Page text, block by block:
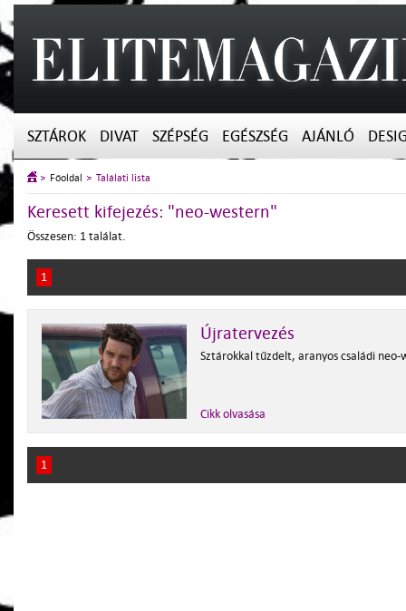
SZTÁROK DIVAT SZÉPSÉG EGÉSZSÉG AJÁNLÓ
Főoldal Találati lista
Keresett kifejezés: "neo-western"
Összesen: 1 találat.
1
Újratervezés
Sztárokkal tűzdelt, aranyos családi
Cikk olvasása
1